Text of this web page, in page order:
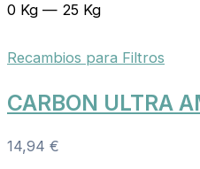
0 Kg — 25 Kg
Recambios para Filtros
CARBON ULTRA
14,94 €